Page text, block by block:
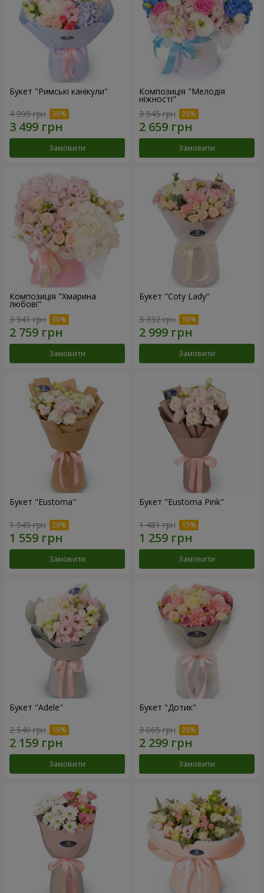
Букет "Римські канікули"
4 999 грн
Замовити
Композиція "Мелодія
ніжності"
3 545 грн
Замовити
Композиція "Хмарина
любові"
3 941 грн
Замовити
Букет "Coty Lady"
3 332 грн
Замовити
Букет "Eustoma"
1 949 грн
Замовити
Букет "Eustoma Pink"
1 481 грн
Замовити
Букет "Adele"
2 540 грн
Замовити
Букет "Дотик"
3 065 грн
Замовити